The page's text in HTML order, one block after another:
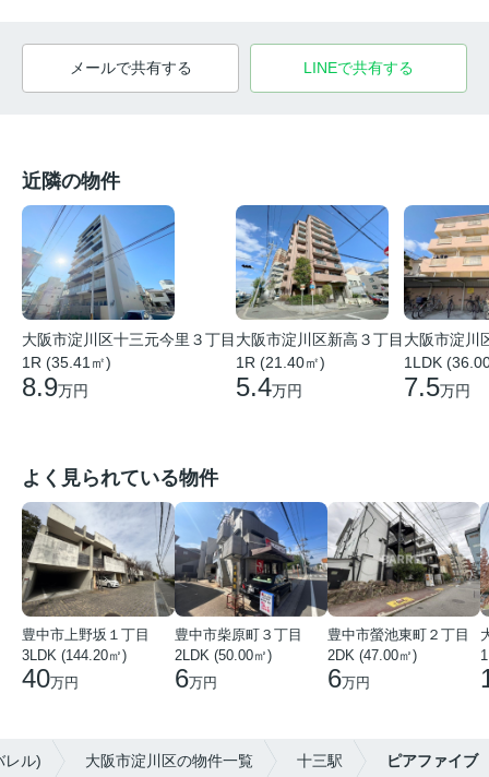
メールで共有する LINEで共有する
近隣の物件
大阪市淀川区十三元今里３丁目
1R (35.41㎡)
8.9万円
大阪市淀川区新高３丁目
1R (21.40㎡)
5.4万円
大阪市淀川
1LDK
7.5万円
よく見られている物件
豊中市上野坂１丁目
3LDK (144.20㎡)
40万円
豊中市柴原町３丁目
2LDK (50.00㎡)
6万円
豊中市螢池東町２丁目
2DK (47.00㎡)
6万円
レル) 大阪市淀川区の物件一覧 十三駅 ピアファイブ